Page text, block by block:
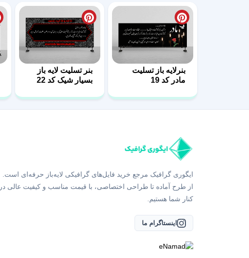
بنرلایه باز تسلیت
مادر کد 19
بنر تسلیت لایه باز
بسیار شیک کد 22
ایگوری گرافیک مرجع خرید فایل‌های گرافیکی لایه‌باز حرفه‌ای است.
از طرح آماده تا طراحی اختصاصی، با قیمت مناسب و کیفیت عالی در
کنار شما هستیم.
اینستاگرام ما